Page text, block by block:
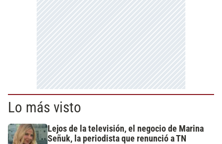
Lo más visto
Lejos de la televisión, el negocio de Marina
Señuk, la periodista que renunció a TN